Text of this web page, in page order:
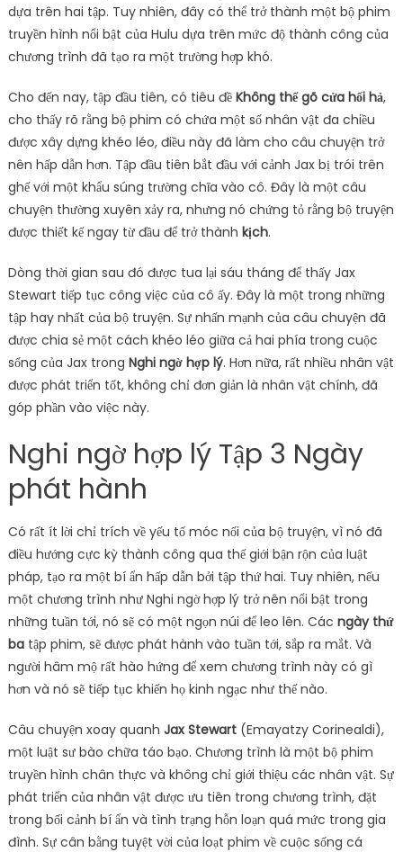
dựa trên hai tập. Tuy nhiên, đây có thể trở thành một bộ phim
truyền hình nổi bật của Hulu dựa trên mức độ thành công của
chương trình đã tạo ra một trường hợp khó.
Cho đến nay, tập đầu tiên, có tiêu đề Không thể gõ cửa hối hả,
cho thấy rõ rằng bộ phim có chứa một số nhân vật đa chiều
được xây dựng khéo léo, điều này đã làm cho câu chuyện trở
nên hấp dẫn hơn. Tập đầu tiên bắt đầu với cảnh Jax bị trói trên
ghế với một khẩu súng trường chĩa vào cô. Đây là một câu
chuyện thường xuyên xảy ra, nhưng nó chứng tỏ rằng bộ truyện
được thiết kế ngay từ đầu để trở thành kịch.
Dòng thời gian sau đó được tua lại sáu tháng để thấy Jax
Stewart tiếp tục công việc của cô ấy. Đây là một trong những
tập hay nhất của bộ truyện. Sự nhấn mạnh của câu chuyện đã
được chia sẻ một cách khéo léo giữa cả hai phía trong cuộc
sống của Jax trong Nghi ngờ hợp lý. Hơn nữa, rất nhiều nhân vật
được phát triển tốt, không chỉ đơn giản là nhân vật chính, đã
góp phần vào việc này.
Nghi ngờ hợp lý Tập 3 Ngày
phát hành
Có rất ít lời chỉ trích về yếu tố móc nối của bộ truyện, vì nó đã
điều hướng cực kỳ thành công qua thế giới bận rộn của luật
pháp, tạo ra một bí ẩn hấp dẫn bởi tập thứ hai. Tuy nhiên, nếu
một chương trình như Nghi ngờ hợp lý trở nên nổi bật trong
những tuần tới, nó sẽ có một ngọn núi để leo lên. Các ngày thứ
batập phim, sẽ được phát hành vào tuần tới, sắp ra mắt. Và
người hâm mộ rất hào hứng để xem chương trình này có gì
hơn và nó sẽ tiếp tục khiến họ kinh ngạc như thế nào.
Câu chuyện xoay quanh Jax Stewart(Emayatzy Corinealdi),
một luật sư bào chữa táo bạo. Chương trình là một bộ phim
truyền hình chân thực và không chỉ giới thiệu các nhân vật. Sự
phát triển của nhân vật được ưu tiên trong chương trình, đặt
trong bối cảnh bí ẩn và tình trạng hỗn loạn quá mức trong gia
đình. Sự cân bằng tuyệt vời của loạt phim về cuộc sống cá